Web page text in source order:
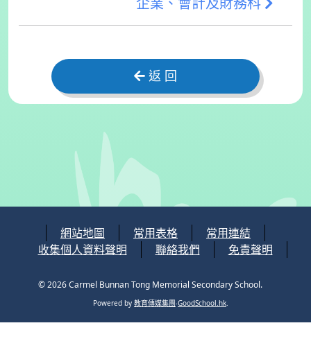
企業、會計及財務科
返 回
網站地圖 常用表格
常用連結
收集個人資料聲明
聯絡我們 免責聲明
© 2026Carmel Bunnan Tong Memorial Secondary School.
Powered by 教育傳媒集團‧GoodSchool.hk.